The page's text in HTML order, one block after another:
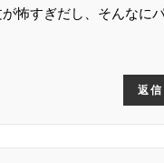
怖すぎだし、そんなに
返信